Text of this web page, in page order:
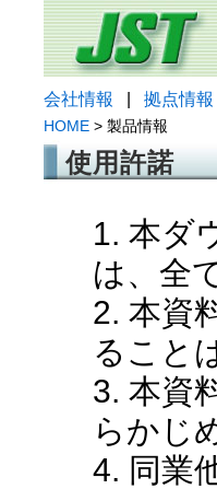
会社情報 拠点情報
HOME > 製品情報
使用許諾
1. 本ダ
は、全
2. 本資
ること
3. 本資
らかじ
4. 同業